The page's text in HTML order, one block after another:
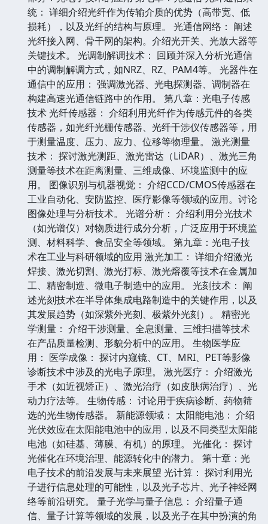
统： 详细介绍光纤作为传输介质的优势（高带宽、低
损耗），以及光纤的结构与原理。 光通信网络： 阐述
光纤接入网、骨干网的架构。介绍光开关、光放大器等
关键技术。 光调制解调技术： 回顾并深入分析光通信
中的调制解调方式，如NRZ、RZ、PAM4等。 光器件在
通信中的应用： 强调激光器、光电探测器、调制器在
构建高速光通信链路中的作用。 第八章：光电子传感
技术 光纤传感器： 介绍利用光纤作为传感元件的各类
传感器，如光纤光栅传感器、光纤干涉仪传感器等，用
于测量温度、压力、应力、位移等物理量。 激光测量
技术： 探讨激光测距、激光雷达（LiDAR）、激光三角
测量等技术在距离测量、三维成像、环境监测中的应
用。 图像识别与机器视觉： 介绍CCD/CMOS传感器在
工业自动化、安防监控、医疗影像等领域的应用。讨论
图像处理与分析技术。 光谱分析： 介绍利用分光技术
（如光谱仪）对物质进行成分分析，广泛应用于环境监
测、材料科学、食品安全等领域。 第九章：光电子技
术在工业与科研领域的应用 激光加工： 详细介绍激光
焊接、激光切割、激光打标、激光熔覆等技术在金属加
工、精密制造、微电子制造中的应用。 光刻技术： 阐
述光刻技术在半导体集成电路制造中的关键作用，以及
其发展趋势（如深紫外光刻、极紫外光刻）。 精密光
学测量： 介绍干涉测量、全息测量、三维扫描等技术
在产品质量检测、形貌分析中的应用。 生物医学应
用： 医学成像： 探讨内窥镜、CT、MRI、PET等影像
诊断技术中涉及的光电子原理。 激光医疗： 介绍激光
手术（如近视矫正）、激光治疗（如皮肤病治疗）、光
动力疗法等。 生物传感： 讨论用于疾病诊断、药物筛
选的光生物传感器。 新能源领域： 太阳能电池： 介绍
光伏效应在太阳能电池中的应用，以及不同类型太阳能
电池（如硅基、薄膜、有机）的原理。 光催化： 探讨
光催化在环境治理、能源转化中的潜力。 第十章：光
电子技术的前沿发展与未来展望 光计算： 探讨利用光
子进行信息处理的可能性，以及光子芯片、光子神经网
络等前沿研究。 量子光学与量子信息： 介绍量子通
信、量子计算等领域的发展，以及光子在其中扮演的角